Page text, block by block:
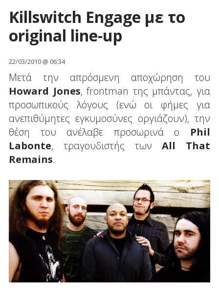
Killswitch Engage με το
original line-up
22/03/2010 @ 06:34
Μετά την απρόσμενη αποχώρηση του
Howard Jones, frontman της μπάντας, για
προσωπικούς λόγους (ενώ οι φήμες για
ανεπιθύμητες εγκυμοσύνες οργιάζουν), την
θέση του ανέλαβε προσωρινά ο Phil
Labonte, τραγουδιστής τωνAll That
Remains.